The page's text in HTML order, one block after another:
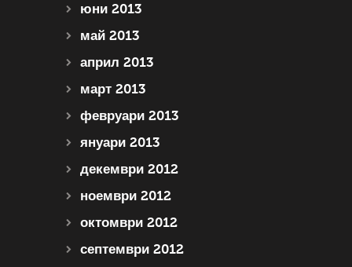
юни 2013
май 2013
април 2013
март 2013
февруари 2013
януари 2013
декември 2012
ноември 2012
октомври 2012
септември 2012